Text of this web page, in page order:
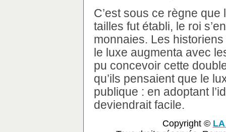
C’est sous ce règne que
tailles fut établi, le roi
monnaies. Les
le luxe augmenta avec
pu concevoir cette
qu’ils pensaient que le
publique : en adoptant
deviendrait facile.
Copyright ©